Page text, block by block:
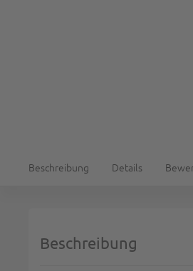
Beschreibung Details
Beschreibung